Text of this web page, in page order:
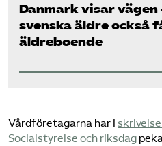
Danmark visar
svenska äldre också
äldreboende
Vårdföretagarna har i
Socialstyrelse och riksdag